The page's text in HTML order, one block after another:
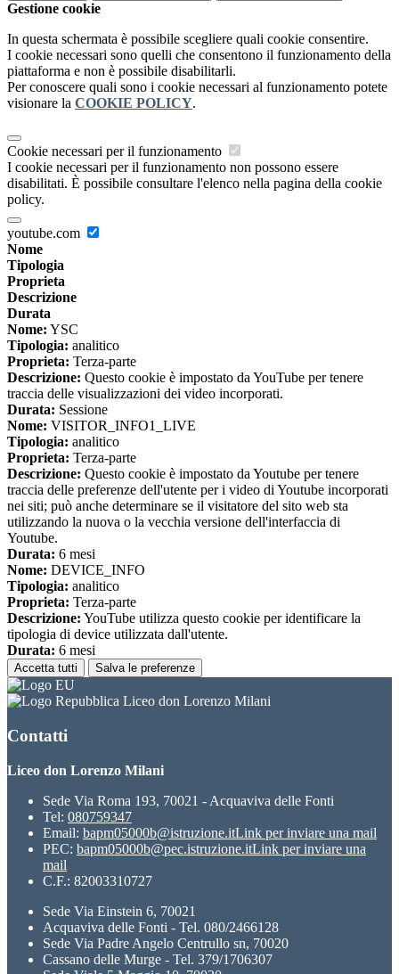
Gestione cookie
In questa schermata è possibile scegliere quali cookie consentire.
I cookie necessari sono quelli che consentono il funzionamento della
piattaforma e non è possibile disabilitarli.
Per conoscere quali sono i cookie necessari al funzionamento potete
visionare la COOKIE POLICY.
Cookie necessari per il funzionamento
I cookie necessari per il funzionamento non possono essere
disabilitati. È possibile consultare l'elenco nella pagina della cookie
policy.
youtube.com
Nome
Tipologia
Proprieta
Descrizione
Durata
Nome: YSC
Tipologia: analitico
Proprieta: Terza-parte
Descrizione: Questo cookie è impostato da YouTube per tenere
traccia delle visualizzazioni dei video incorporati.
Durata: Sessione
Nome: VISITOR_INFO1_LIVE
Tipologia: analitico
Proprieta: Terza-parte
Descrizione: Questo cookie è impostato da Youtube per tenere
traccia delle preferenze dell'utente per i video di Youtube incorporati
nei siti; può anche determinare se il visitatore del sito web sta
utilizzando la nuova o la vecchia versione dell'interfaccia di
Youtube.
Durata: 6 mesi
Nome: DEVICE_INFO
Tipologia: analitico
Proprieta: Terza-parte
Descrizione: YouTube utilizza questo cookie per identificare la
tipologia di device utilizzata dall'utente.
Durata: 6 mesi
Accetta tutti Salva le preferenze
Liceo don Lorenzo Milani
Contatti
Liceo don Lorenzo Milani
Sede Via Roma 193, 70021 - Acquaviva delle Fonti
Tel: 080759347
Email: bapm05000b@istruzione.itLink per inviare una mail
PEC: bapm05000b@pec.istruzione.itLink per inviare una
mail
C.F.: 82003310727
Sede Via Einstein 6, 70021
Acquaviva delle Fonti - Tel. 080/2466128
Sede Via Padre Angelo Centrullo sn, 70020
Cassano delle Murge - Tel. 379/1706307